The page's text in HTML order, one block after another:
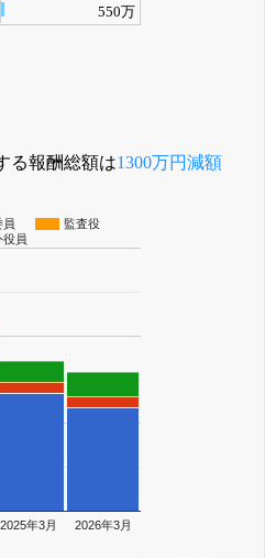
550万
る報酬総額は1300万円減額
員
監査役
役員
2025年3月 2026年3月